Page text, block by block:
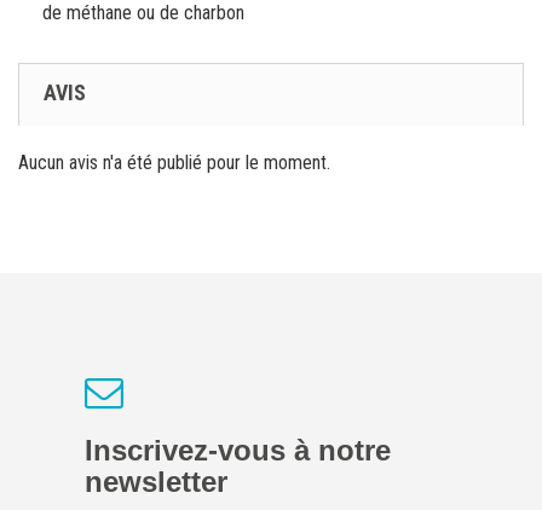
de méthane ou de charbon
AVIS
Aucun avis n'a été publié pour le moment.
Inscrivez-vous à notre
newsletter